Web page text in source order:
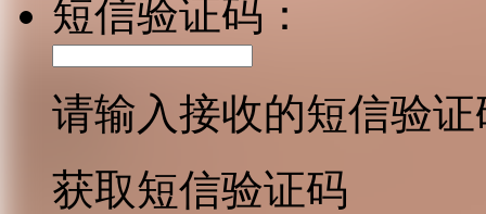
短信验证码：
请输入接收的短信验证
获取短信验证码